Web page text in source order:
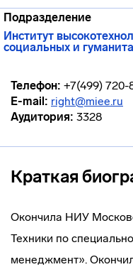
Подразделение
Институт
социальных и
Телефон: +7(499) 720-
E-mail: right@miee.ru
Аудитория: 3328
Краткая
Окончила НИУ
Техники по
менеджмент».